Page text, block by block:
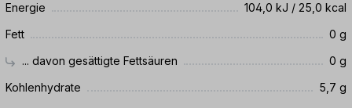
Energie
104,0 kJ / 25,0 kcal
Fett
0 g
... davon gesättigte Fettsäuren
0 g
Kohlenhydrate
5,7 g